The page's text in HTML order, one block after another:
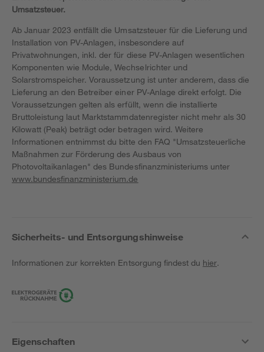
Umsatzsteuer.
Ab Januar 2023 entfällt die Umsatzsteuer für die Lieferung und
Installation von PV-Anlagen, insbesondere auf
Privatwohnungen, inkl. der für diese PV-Anlagen wesentlichen
Komponenten wie Module, Wechselrichter und
Solarstromspeicher. Voraussetzung ist unter anderem, dass die
Lieferung an den Betreiber einer PV-Anlage direkt erfolgt. Die
Voraussetzungen gelten als erfüllt, wenn die installierte
Bruttoleistung laut Marktstammdatenregister nicht mehr als 30
Kilowatt (Peak) beträgt oder betragen wird. Weitere
Informationen entnimmst du bitte den FAQ "Umsatzsteuerliche
Maßnahmen zur Förderung des Ausbaus von
Photovoltaikanlagen" des Bundesfinanzministeriums unter
www.bundesfinanzministerium.de
Sicherheits- und Entsorgungshinweise
Informationen zur korrekten Entsorgung findest du hier.
Eigenschaften